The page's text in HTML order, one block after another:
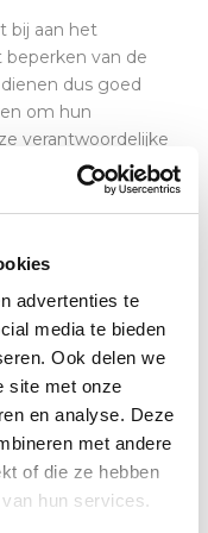
advertenties te
media te bieden
Ook delen we
site met onze
en analyse. Deze
met andere
of die ze hebben
hun services.
bij aan het
van de
dus goed
om hun
verantwoordelijke
de veiligheid op
structureren,
veelal in
dienen -en
de RI&E van het
regelmatige
plan
Bij een RI&E